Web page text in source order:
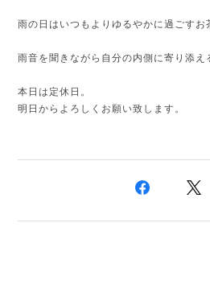
雨の日はいつもよりゆるやかに過ごすお
雨音を聞きながら自分の内側に寄り添え
本日は定休日。
明日からよろしくお願い致します。